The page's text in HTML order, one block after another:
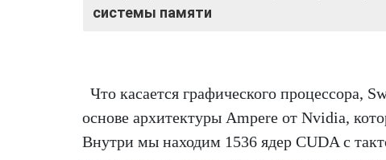
системы памяти
Что касается графического процессора,
основе архитектуры Ampere от Nvidia,
Внутри мы находим 1536 ядер CUDA с